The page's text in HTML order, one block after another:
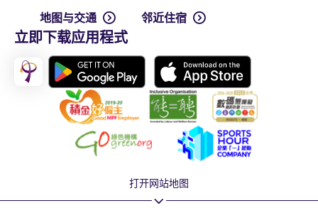
地图与交通 邻近住宿
立即下载应用程式
打开网站地图